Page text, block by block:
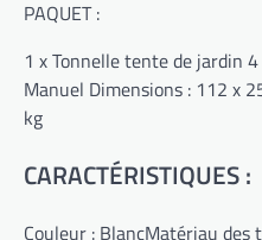
PAQUET :
1 x Tonnelle tente de jardin
Manuel Dimensions : 112 x
kg
CARACTÉRISTIQUES :
Couleur : BlancMatériau des